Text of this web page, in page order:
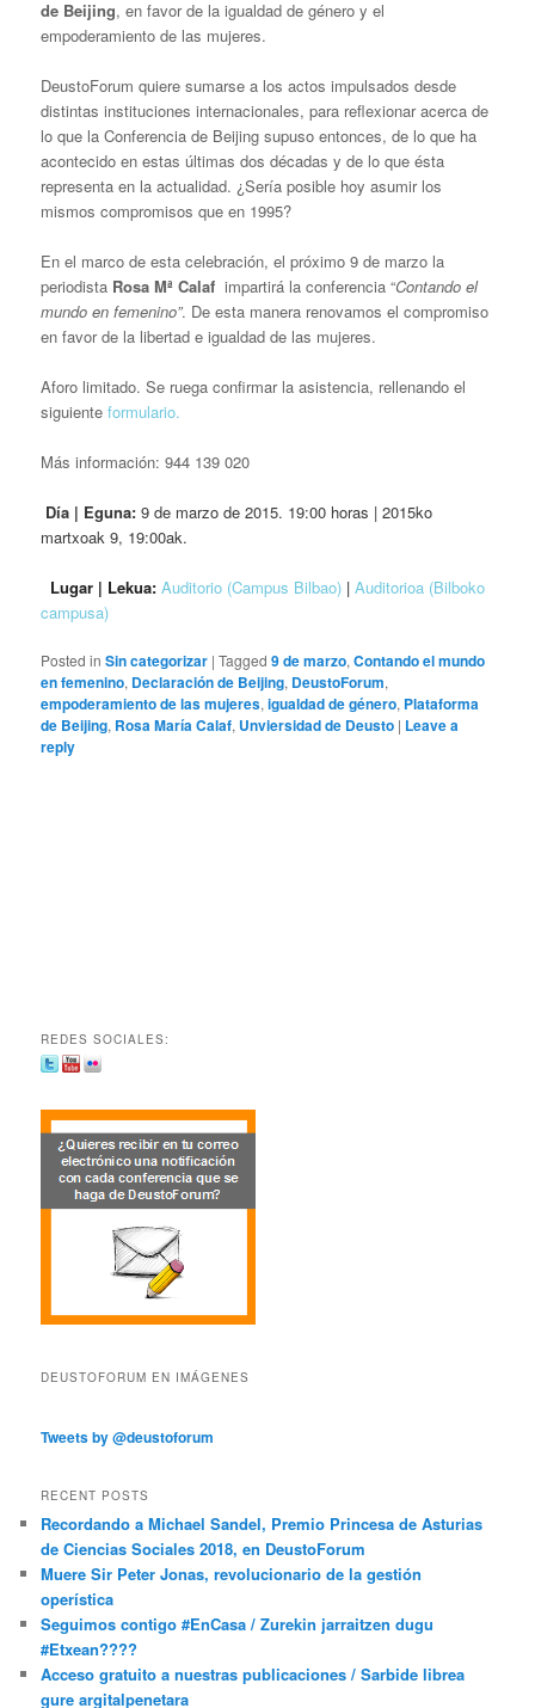
de Beijing, en favor de la igualdad de género y el
empoderamiento de las mujeres.
DeustoForum quiere sumarse a los actos impulsados desde
distintas instituciones internacionales, para reflexionar acerca de
lo que la Conferencia de Beijing supuso entonces, de lo que ha
acontecido en estas últimas dos décadas y de lo que ésta
representa en la actualidad. ¿Sería posible hoy asumir los
mismos compromisos que en 1995?
En el marco de esta celebración, el próximo 9 de marzo la
periodista Rosa Mª Calaf impartirá la conferencia “Contando el
mundo en femenino”. De esta manera renovamos el compromiso
en favor de la libertad e igualdad de las mujeres.
Aforo limitado. Se ruega confirmar la asistencia, rellenando el
siguienteformulario.
Más información:944 139 020
Día | Eguna: 9 de marzo de 2015. 19:00 horas | 2015ko
martxoak 9, 19:00ak.
Lugar | Lekua:Auditorio (Campus Bilbao) |Auditorioa (Bilboko
campusa)
Posted in Sin categorizar |Tagged 9 de marzo,Contando el mundo
en femenino, Declaración de Beijing, DeustoForum,
empoderamiento de las mujeres,igualdad de género, Plataforma
de Beijing, Rosa María Calaf, Unviersidad de Deusto | Leave a
reply
REDES SOCIALES:
DEUSTOFORUM EN IMÁGENES
Tweets by @deustoforum
RECENT POSTS
Recordando a Michael Sandel, Premio Princesa de Asturias
de Ciencias Sociales 2018, en DeustoForum
Muere Sir Peter Jonas, revolucionario de la gestión
operística
Seguimos contigo #EnCasa / Zurekin jarraitzen dugu
#Etxean????
Acceso gratuito a nuestras publicaciones / Sarbide librea
gure argitalpenetara